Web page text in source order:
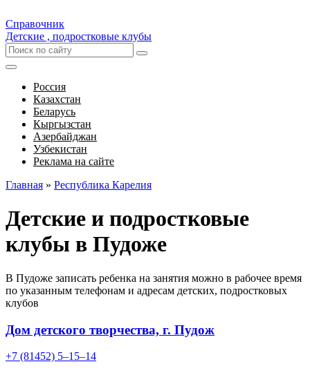
Справочник
Детские , подростковые клубы
Россия
Казахстан
Беларусь
Кыргызстан
Азербайджан
Узбекистан
Реклама на сайте
Главная » Республика Карелия
Детские и подростковые
клубы в Пудоже
В Пудоже записать ребенка на занятия можно в рабочее время
по указанным телефонам и адресам детских, подростковых
клубов
Дом детского творчества, г. Пудож
+7 (81452) 5‒15‒14